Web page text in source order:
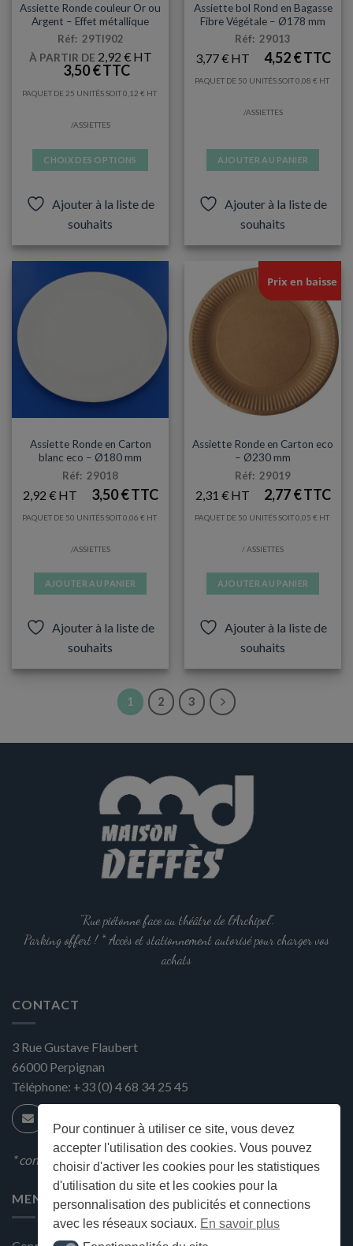
Pour continuer à utiliser ce site, vous devez
accepter l'utilisation des cookies. Vous pouvez
choisir d'activer les cookies pour les statistiques
d'utilisation du site et les cookies pour la
personnalisation des publicités et connections
avec les réseaux sociaux. En savoir plus
Assiette Ronde couleur Or ou
Argent – Effet métallique
Réf: 29TI902
À PARTIR DE 2,92 €
3,50€
PAQUET DE 25 UNITÉS SOIT0,12 €
/ASSIETTES
CHOIX DES OPTIONS
a
plusieurs
variations.
Les
options
Ajouter à la liste de
souhaits
Assiette bol Rond en Bagasse
Fibre Végétale – Ø178 mm
Réf: 29013
3,77€ 4,52€
PAQUET DE 50 UNITÉS SOIT0,08 €
/ASSIETTES
AJOUTER AU PANIER
Ajouter à la liste de
souhaits
Assiette Ronde en Carton
blanc eco – Ø180 mm
Réf: 29018
2,92 € 3,50€
PAQUET DE 50 UNITÉS SOIT0,06 €
/ASSIETTES
AJOUTER AU PANIER
Ajouter à la liste de
souhaits
Prix en baisse
Assiette Ronde en Carton eco
– Ø230 mm
Réf: 29019
2,31 € 2,77€
PAQUET DE 50 UNITÉS SOIT0,05 €
/ ASSIETTES
AJOUTER AU PANIER
Ajouter à la liste de
souhaits
1 2 3
"Rue piétonne face au théâtre de l'Archipel".
Parking offert ! * Accès et stationnement autorisé pour charger vos
achats
CONTACT
3 Rue Gustave Flaubert
66000 Perpignan
Téléphone: +33 (0) 4 68 34 25 45
* condition en magasin
MENU